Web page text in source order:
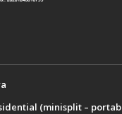
(minisplit –